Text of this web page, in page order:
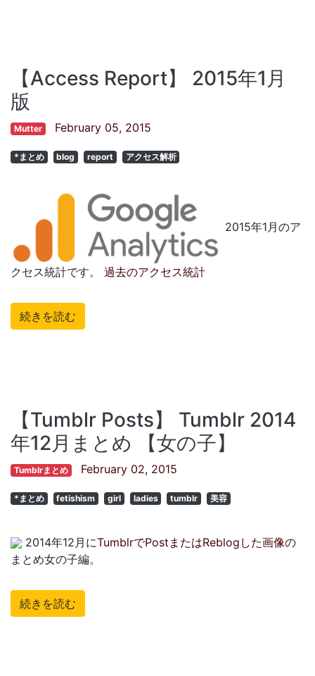
【Access Report】 2015年1月
版
Mutter February 05, 2015
*まとめ blog report アクセス解析
2015年1月のア
クセス統計です。 過去のアクセス統計
続きを読む
【Tumblr Posts】 Tumblr 2014
年12月まとめ 【女の子】
Tumblrまとめ February 02, 2015
*まとめ fetishism girl ladies tumblr 美容
2014年12月にTumblrでPostまたはReblogした画像の
まとめ女の子編。
続きを読む